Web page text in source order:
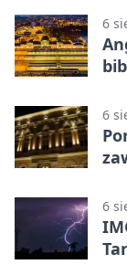
6
6
6